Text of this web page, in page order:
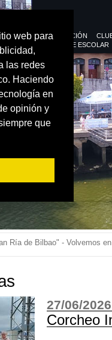
web para
las redes
Haciendo
en
opinión y
que
FEDERACIÓN
DEPORTE ESCOLAR
Ría de Bilbao" - Volvemos
27/06/
Corcheo